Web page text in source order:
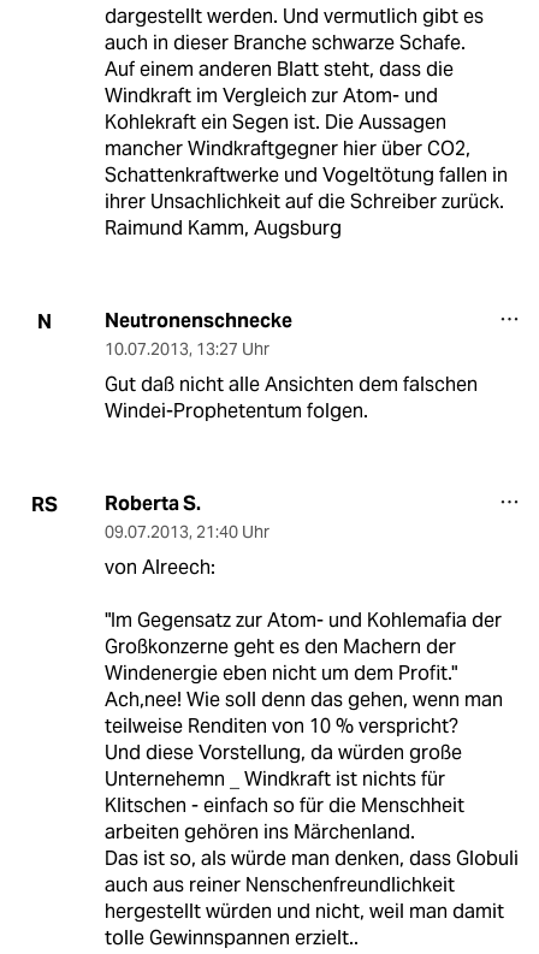
dargestellt werden. Und vermutlich gibt es
auch in dieser Branche schwarze Schafe.
Auf einem anderen Blatt steht, dass die
Windkraft im Vergleich zur Atom- und
Kohlekraft ein Segen ist. Die Aussagen
mancher Windkraftgegner hier über CO2,
Schattenkraftwerke und Vogeltötung fallen in
ihrer Unsachlichkeit auf die Schreiber zurück.
Raimund Kamm, Augsburg
N Neutronenschnecke
10.07.2013, 13:27 Uhr
Gut daß nicht alle Ansichten dem falschen
Windei-Prophetentum folgen.
RS Roberta S.
09.07.2013, 21:40 Uhr
von Alreech:
"Im Gegensatz zur Atom- und Kohlemafia der
Großkonzerne geht es den Machern der
Windenergie eben nicht um dem Profit."
Ach,nee! Wie soll denn das gehen, wenn man
teilweise Renditen von 10 % verspricht?
Und diese Vorstellung, da würden große
Unternehemn _ Windkraft ist nichts für
Klitschen - einfach so für die Menschheit
arbeiten gehören ins Märchenland.
Das ist so, als würde man denken, dass Globuli
auch aus reiner Nenschenfreundlichkeit
hergestellt würden und nicht, weil man damit
tolle Gewinnspannen erzielt..